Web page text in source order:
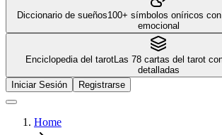
Diccionario de sueños100+ símbolos oníricos
emocional
Enciclopedia del tarotLas 78 cartas del tarot
detalladas
Iniciar Sesión
Registrarse
Home